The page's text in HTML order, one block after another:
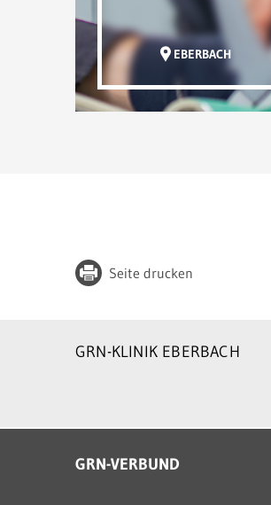
EBERBACH
Seite drucken
GRN-KLINIK EBERBACH
GRN-VERBUND